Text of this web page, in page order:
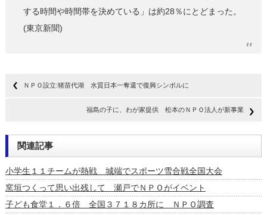
する時間や時間帯を決めている」は約28％にとどまった。
(東京新聞)
ＮＰＯ設立:猪苗代湖 水質日本一奪還で復興シンボルに
福島の子に、わが家提供 松本のＮＰＯ法人が新事業
関連記事
小学生１１チームが熱戦 城端でスポーツ雪合戦全国大会
窯垣つくって思い出残して 瀬戸でＮＰＯがイベント
子ども食堂１．６倍 全国３７１８カ所に ＮＰＯ調査